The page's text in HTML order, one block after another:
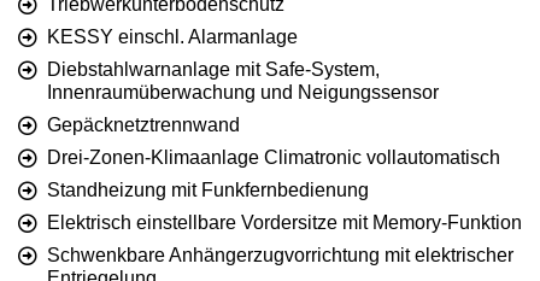
Triebwerkunterbodenschutz
KESSY einschl. Alarmanlage
Diebstahlwarnanlage mit Safe-System,
Innenraumüberwachung und Neigungssensor
Gepäcknetztrennwand
Drei-Zonen-Klimaanlage Climatronic vollautomatisch
Standheizung mit Funkfernbedienung
Elektrisch einstellbare Vordersitze mit Memory-Funktion
Schwenkbare Anhängerzugvorrichtung mit elektrischer